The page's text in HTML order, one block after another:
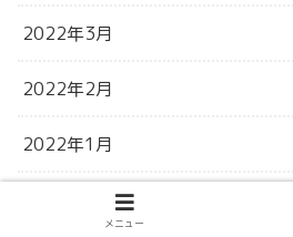
2022年3月
2022年2月
2022年1月
2021年12月
メニュー